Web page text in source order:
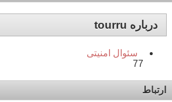
درباره tourru
سئوال امنیتی
77
ارتباط